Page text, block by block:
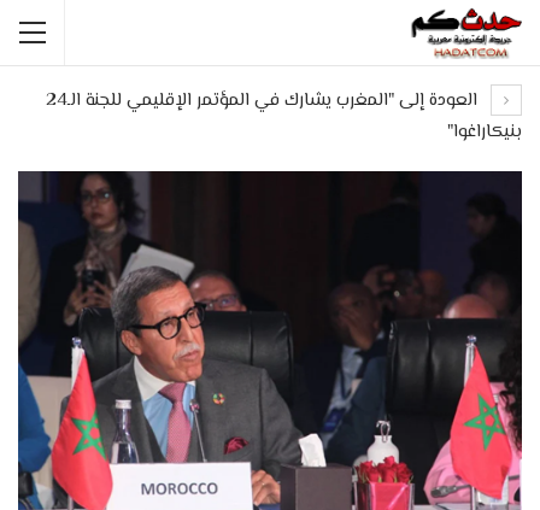
العودة إلى "المغرب يشارك في المؤتمر الإقليمي للجنة الـ24
بنيكاراغوا"